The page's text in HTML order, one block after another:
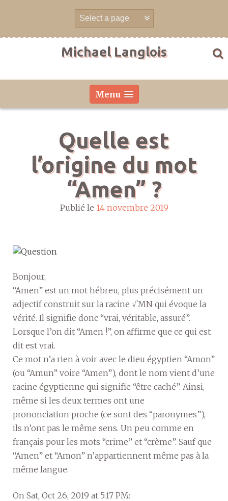
Michael Langlois
Menu
Quelle est
l’origine du mot
“Amen” ?
Publié le 14 novembre 2019
Bonjour,
“Amen” est un mot hébreu, plus précisément un
adjectif construit sur la racine √ʾMN qui évoque la
vérité. Il signifie donc “vrai, véritable, assuré”.
Lorsque l’on dit “Amen !”, on affirme que ce qui est
dit est vrai.
Ce mot n’a rien à voir avec le dieu égyptien “Amon”
(ou “Amun” voire “Amen”), dont le nom vient d’une
racine égyptienne qui signifie “être caché”. Ainsi,
même si les deux termes ont une
prononciation proche (ce sont des “paronymes”),
ils n’ont pas le même sens. Un peu comme en
français pour les mots “crime” et “crème”. Sauf que
“Amen” et “Amon” n’appartiennent même pas à la
même langue.
On Sat, Oct 26, 2019 at 5:17 PM: